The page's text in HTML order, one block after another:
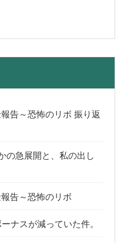
告～恐怖のリボ 振り返
の急展開と、私の出し
告～恐怖のリボ
ナスが減っていた件。